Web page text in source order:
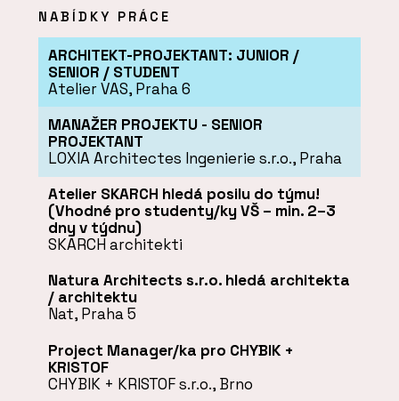
NABÍDKY PRÁCE
ARCHITEKT-PROJEKTANT: JUNIOR /
SENIOR / STUDENT
Atelier VAS, Praha 6
MANAŽER PROJEKTU - SENIOR
PROJEKTANT
LOXIA Architectes Ingenierie s.r.o., Praha
Atelier SKARCH hledá posilu do týmu!
(Vhodné pro studenty/ky VŠ – min. 2–3
dny v týdnu)
SKARCH architekti
Natura Architects s.r.o. hledá architekta
/ architektu
Nat, Praha 5
Project Manager/ka pro CHYBIK +
KRISTOF
CHYBIK + KRISTOF s.r.o., Brno